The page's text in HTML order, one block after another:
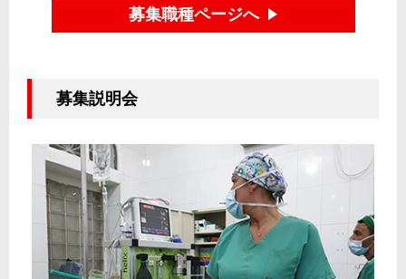
募集職種ページへ
募集説明会